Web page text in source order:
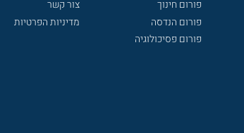
פורום חינוך
פורום הנדסה
פורום פסיכולוגיה
צור קשר
מדיניות הפרטיות